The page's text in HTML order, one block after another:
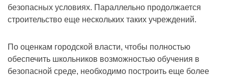
безопасных условиях. Параллельно продолжается
строительство еще нескольких таких учреждений.
По оценкам городской власти, чтобы полностью
обеспечить школьников возможностью обучения в
безопасной среде, необходимо построить еще более